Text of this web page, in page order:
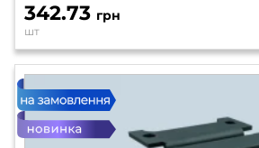
342.73 грн
шт